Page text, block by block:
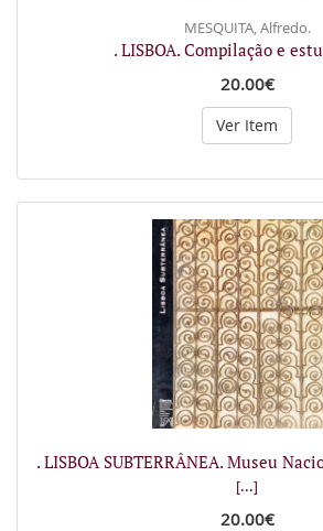
MESQUITA, Alfredo.
. LISBOA. Compilação e
20.00€
Ver Item
. LISBOA SUBTERRÂNEA. Museu
[...]
20.00€